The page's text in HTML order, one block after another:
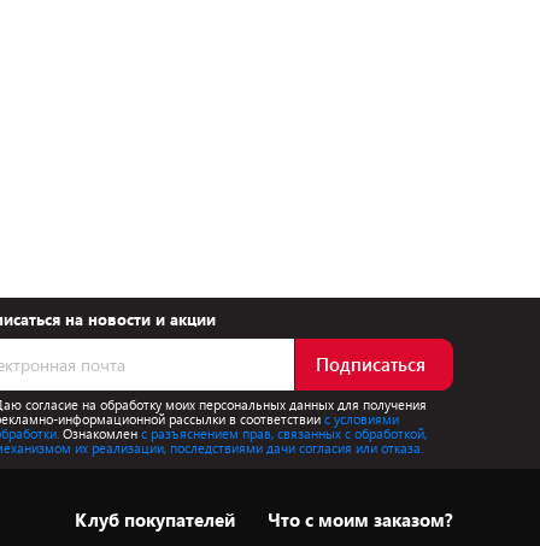
на новости и акции
Подписаться
согласие на обработку моих персональных данных для получения
информационной рассылки в соответствиис условиями
Ознакомлен с разъяснением прав, связанных с обработкой,
их реализации, последствиями дачи согласия или отказа.
Клуб покупателей Что с моим заказом?